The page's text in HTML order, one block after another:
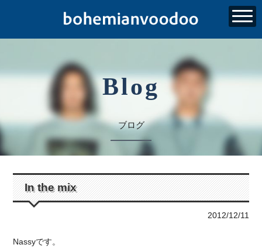
Blog
ブログ
In the mix
2012/12/11
Nassyです。